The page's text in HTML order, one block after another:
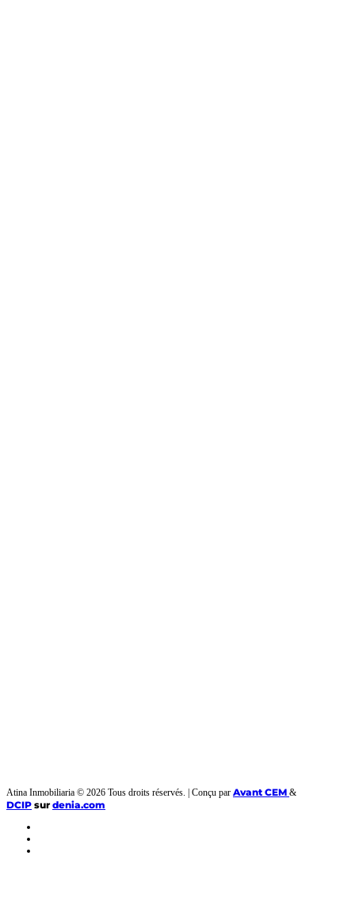
Atina Inmobiliaria © 2026 Tous droits réservés. | Conçu par Avant CEM &
DCIP surdenia.com